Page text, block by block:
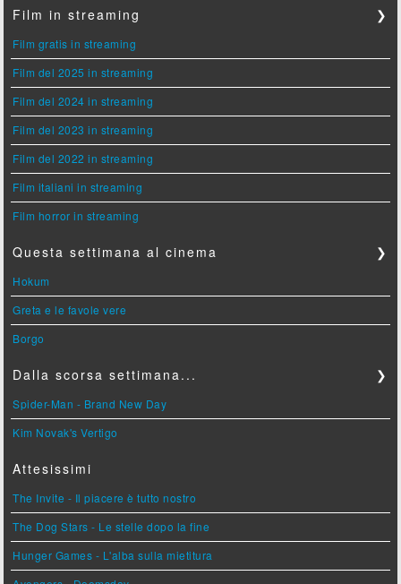
Film in streaming ❯
Film gratis in streaming
Film del 2025 in streaming
Film del 2024 in streaming
Film del 2023 in streaming
Film del 2022 in streaming
Film italiani in streaming
Film horror in streaming
Questa settimana al cinema ❯
Hokum
Greta e le favole vere
Borgo
Dalla scorsa settimana... ❯
Spider-Man - Brand New Day
Kim Novak's Vertigo
Attesissimi
The Invite - Il piacere è tutto nostro
The Dog Stars - Le stelle dopo la fine
Hunger Games - L'alba sulla mietitura